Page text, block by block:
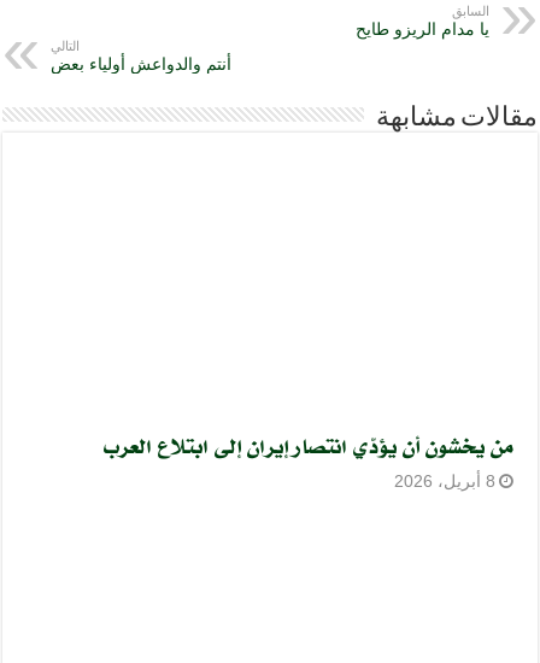
السابق
يا مدام الريزو طايح
التالي
أنتم والدواعش أولياء بعض
مقالات مشابهة
من يخشون أن يؤدّي انتصار إيران إلى ابتلاع العرب
8 أبريل، 2026